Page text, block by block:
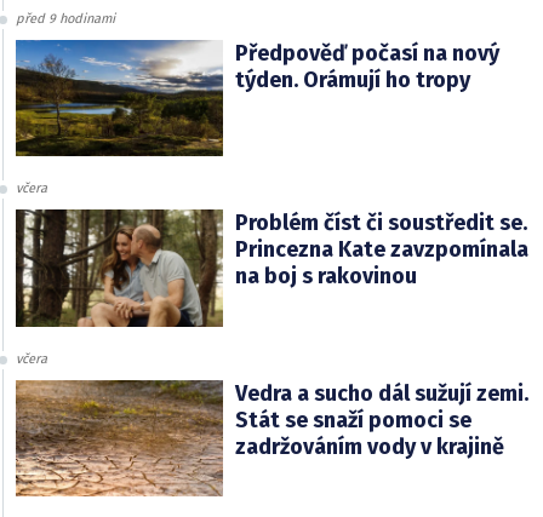
před 9 hodinami
Předpověď počasí na nový
týden. Orámují ho tropy
včera
Problém číst či soustředit se.
Princezna Kate zavzpomínala
na boj s rakovinou
včera
Vedra a sucho dál sužují zemi.
Stát se snaží pomoci se
zadržováním vody v krajině